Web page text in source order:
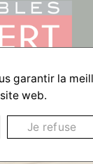
garantir la
web.
Je refuse